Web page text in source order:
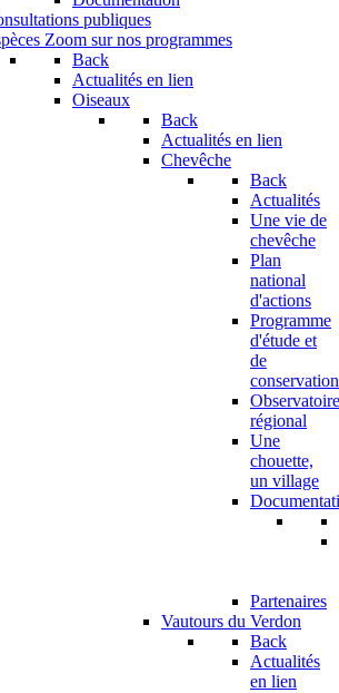
publiques
Zoom sur nos programmes
Back
Actualités en lien
Oiseaux
Back
Actualités en lien
Chevêche
Back
Actualités
Une vie de
chevêche
Plan
national
d'actions
Programme
d'étude et
de
conservation
Observatoire
régional
Une
chouette,
un village
Partenaires
Vautours du Verdon
Back
Actualités
en lien